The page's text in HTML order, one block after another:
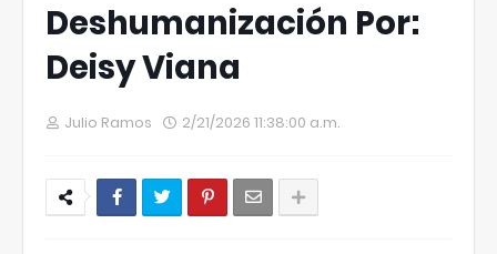
Deshumanización Por:
Deisy Viana
Julio Ramos 2/21/2026 11:38:00 a.m.